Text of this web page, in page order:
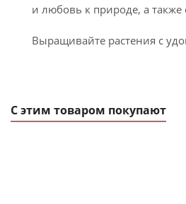
и любовь к природе, а также
Выращивайте растения с
С этим товаром покупают